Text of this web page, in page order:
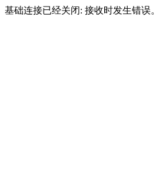
基础连接已经关闭: 接收时发生错误。